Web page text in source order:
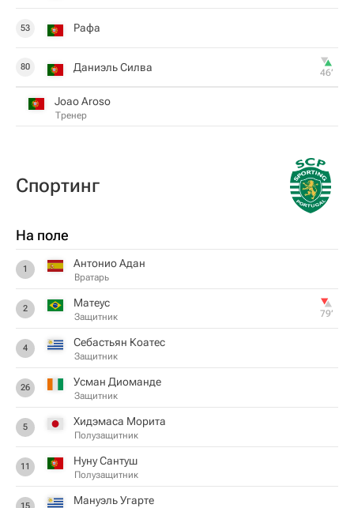
53 Рафа
80 Даниэль Силва 46‎’‎
Joao Aroso
Тренер
Спортинг
На поле
1 Антонио Адан
Вратарь
2 Матеус
Защитник 79‎’‎
4 Себастьян Коатес
Защитник
26 Усман Диоманде
Защитник
5 Хидэмаса Морита
Полузащитник
11 Нуну Сантуш
Полузащитник
15 Мануэль Угарте